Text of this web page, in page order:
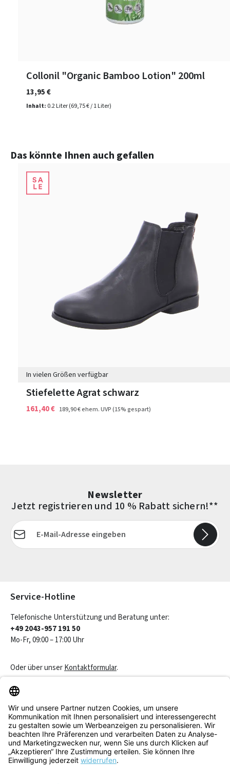
Collonil "Organic Bamboo Lotion" 200ml
Inhalt: 0.2 Liter(69,75 € / 1 Liter)
13,95 €
Produktgalerie überspringen
Das könnte Ihnen auch gefallen
In vielen Größen verfügbar
Stiefelette Agrat schwarz
161,40 € 189,90 €ehem. UVP(15% gespart)
Newsletter
Jetzt registrieren und 10 % Rabatt sichern!**
E-Mail-Adresse*
Service-Hotline
Telefonische Unterstützung und Beratung unter:
+49 2043-957 191 50
Mo-Fr, 09:00 – 17:00 Uhr
Oder über unserKontaktformular.
Service & Beratung
Informationen